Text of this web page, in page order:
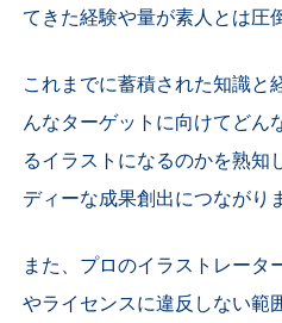
てきた経験や量が素人とは圧
これまでに蓄積された知識と
んなターゲットに向けてどん
るイラストになるのかを熟知
ディーな成果創出につながり
また、プロのイラストレータ
やライセンスに違反しない範